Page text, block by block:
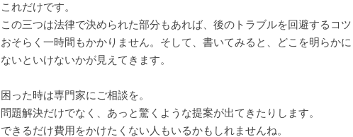
これだけです。
この三つは法律で決められた部分もあれば、後のトラブルを回避するコツ
おそらく一時間もかかりません。そして、書いてみると、どこを明らか
ないといけないかが見えてきます。
困った時は専門家にご相談を。
問題解決だけでなく、あっと驚くような提案が出てきたりします。
できるだけ費用をかけたくない人もいるかもしれませんね。